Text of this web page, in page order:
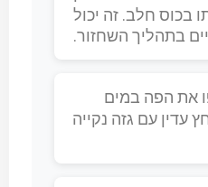
בכוס חלב. זה יכול
בתהליך השחזור.
את הפה במים
עדין עם גזה נקייה